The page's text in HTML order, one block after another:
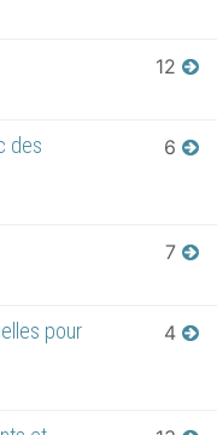
12
des
6
7
pour
4